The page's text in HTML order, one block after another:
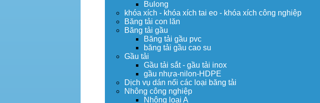
Bulong
khóa xích - khóa xích tai eo - khóa xích công nghiệp
Băng tải con lăn
Băng tải gầu
Băng tải gầu pvc
băng tải gầu cao su
Gầu tải
Gầu tải sắt - gầu tải inox
gầu nhựa-nilon-HDPE
Dịch vụ dán nối các loại băng tải
Nhông công nghiệp
Nhông loại A